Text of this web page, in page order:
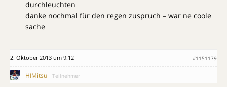
durchleuchten
danke nochmal für den regen zuspruch – war ne coole
sache
2. Oktober 2013 um 9:12 #1151179
HIMitsu Teilnehmer